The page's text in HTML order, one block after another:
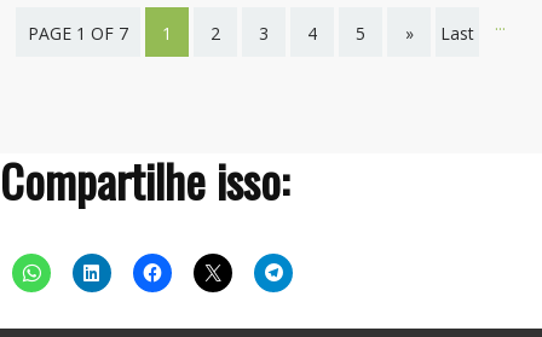
PAGE 1 OF 7 1 2 3 4 5 » ...
Last
Compartilhe isso: